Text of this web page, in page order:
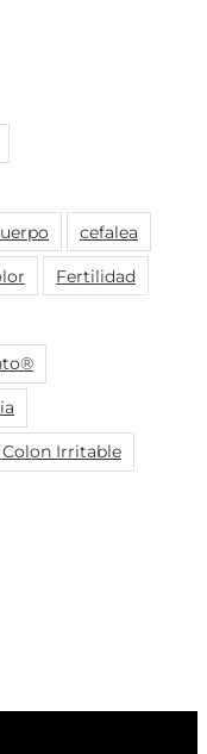
cefalea
Fertilidad
Irritable